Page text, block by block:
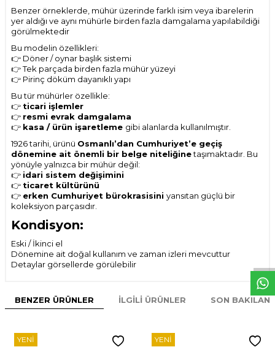
Benzer örneklerde, mühür üzerinde farklı isim veya ibarelerin
yer aldığı ve aynı mühürle birden fazla damgalama yapılabildiği
görülmektedir
Bu modelin özellikleri:
👉 Döner / oynar başlık sistemi
👉 Tek parçada birden fazla mühür yüzeyi
👉 Pirinç döküm dayanıklı yapı
Bu tür mühürler özellikle:
👉 ticari işlemler
👉 resmi evrak damgalama
👉 kasa / ürün işaretleme gibi alanlarda kullanılmıştır.
1926 tarihi, ürünü Osmanlı’dan Cumhuriyet’e geçiş
dönemine ait önemli bir belge niteliğinetaşımaktadır. Bu
yönüyle yalnızca bir mühür değil:
👉 idari sistem değişimini
👉 ticaret kültürünü
👉 erken Cumhuriyet bürokrasisini yansıtan güçlü bir
koleksiyon parçasıdır.
Kondisyon:
Eski / İkinci el
Dönemine ait doğal kullanım ve zaman izleri mevcuttur
Detaylar görsellerde görülebilir
BENZER ÜRÜNLER İLGILI ÜRÜNLER SON
YENI YENI